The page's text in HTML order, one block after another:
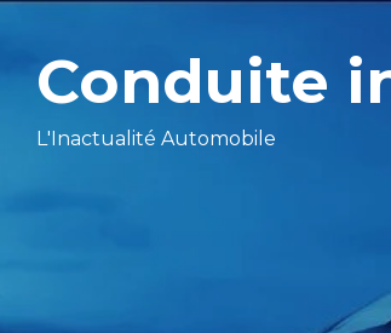
Conduite
L'Inactualité Automobile